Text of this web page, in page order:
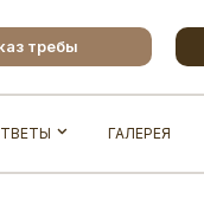
требы
ГАЛЕРЕЯ